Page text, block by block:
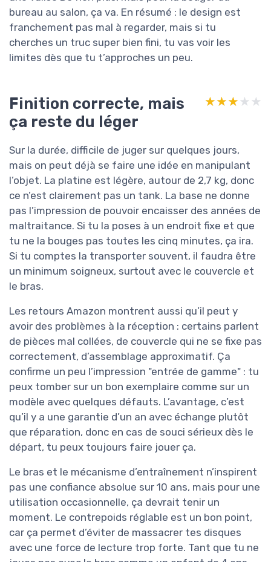
bureau au salon, ça va. En résumé : le design est
franchement pas mal à regarder, mais si tu
cherches un truc super bien fini, tu vas voir les
limites dès que tu t’approches un peu.
Finition correcte, mais
ça reste du léger
★★★★★
★★★★★
Sur la durée, difficile de juger sur quelques jours,
mais on peut déjà se faire une idée en manipulant
l’objet. La platine est légère, autour de 2,7 kg, donc
ce n’est clairement pas un tank. La base ne donne
pas l’impression de pouvoir encaisser des années de
maltraitance. Si tu la poses à un endroit fixe et que
tu ne la bouges pas toutes les cinq minutes, ça ira.
Si tu comptes la transporter souvent, il faudra être
un minimum soigneux, surtout avec le couvercle et
le bras.
Les retours Amazon montrent aussi qu’il peut y
avoir des problèmes à la réception : certains parlent
de pièces mal collées, de couvercle qui ne se fixe pas
correctement, d’assemblage approximatif. Ça
confirme un peu l’impression "entrée de gamme" : tu
peux tomber sur un bon exemplaire comme sur un
modèle avec quelques défauts. L’avantage, c’est
qu’il y a une garantie d’un an avec échange plutôt
que réparation, donc en cas de souci sérieux dès le
départ, tu peux toujours faire jouer ça.
Le bras et le mécanisme d’entraînement n’inspirent
pas une confiance absolue sur 10 ans, mais pour une
utilisation occasionnelle, ça devrait tenir un
moment. Le contrepoids réglable est un bon point,
car ça permet d’éviter de massacrer tes disques
avec une force de lecture trop forte. Tant que tu ne